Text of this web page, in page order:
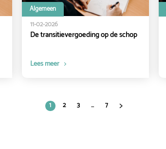
Algemeen
11-02-2026
De transitievergoeding op de schop
Lees meer
1 2 3 … 7